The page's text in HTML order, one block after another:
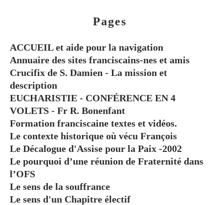
Pages
ACCUEIL et aide pour la navigation
Annuaire des sites franciscains-nes et amis
Crucifix de S. Damien - La mission et
description
EUCHARISTIE - CONFÉRENCE EN 4
VOLETS - Fr R. Bonenfant
Formation franciscaine textes et vidéos.
Le contexte historique où vécu François
Le Décalogue d'Assise pour la Paix -2002
Le pourquoi d’une réunion de Fraternité dans
l’OFS
Le sens de la souffrance
Le sens d'un Chapitre électif